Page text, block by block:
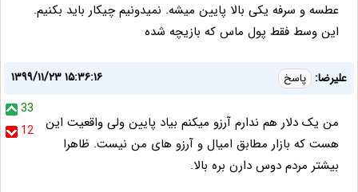
عطسه و سرفه یکی بالا پایین میشه. نمیدونیم چیکار باید بکنیم.
این وسط فقط پول ماس که بازیچه شده
علیرضا: پاسخ
۱۳۹۹/۱۱/۲۳ ۱۵:۳۶:۱۶
33
12
من یک دلار هم ندارم آرزو میکنم بیاد پایین ولی واقعیت این
هست که بازار مطابق امیال و آرزو های من نیست. ظاهرا
بیشتر مردم دوس دارن بره بالا.